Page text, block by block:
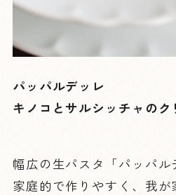
パッパルデッレ
キノコとサルシッチャのク
幅広の生パスタ「パッパル
家庭的で作りやすく、我